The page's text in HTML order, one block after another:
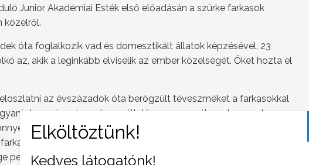
Junior Akadémiai Esték első előadásán a szürke farkasok
közelről.
óta foglalkozik vad és domesztikált állatok képzésével. 23
az, akik a leginkább elviselik az ember közelségét. Őket hozta el
az évszázadok óta berögzült téveszméket a farkasokkal
ha egészségesek, egyáltalán nem veszélyesek az emberre.
zsákmányolható állatokra vadásznak. Magyarországon
védett állat, aminek az ökológiai körforgásban óriási szerepe
pedig jobb mint a kutyának, ugyanis nem függ az embertől.
Kedves látogatónk!